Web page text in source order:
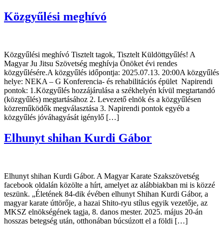
Közgyűlési meghívó
Közgyűlési meghívó Tisztelt tagok, Tisztelt Küldöttgyűlés! A
Magyar Ju Jitsu Szövetség meghívja Önöket évi rendes
közgyűlésére.A közgyűlés időpontja: 2025.07.13. 20:00A közgyűlés
helye: NEKA – G Konferencia- és rehabilitációs épület Napirendi
pontok: 1.Közgyűlés hozzájárulása a székhelyén kívül megtartandó
(közgyűlés) megtartásához 2. Levezető elnök és a közgyűlésen
közreműködők megválasztása 3. Napirendi pontok egyéb a
közgyűlés jóváhagyását igénylő […]
Elhunyt shihan Kurdi Gábor
Elhunyt shihan Kurdi Gábor. A Magyar Karate Szakszövetség
facebook oldalán közölte a hírt, amelyet az alábbiakban mi is közzé
teszünk. „Életének 84-dik évében elhunyt Shihan Kurdi Gábor, a
magyar karate úttörője, a hazai Shito-ryu stílus egyik vezetője, az
MKSZ elnökségének tagja, 8. danos mester. 2025. május 20-án
hosszas betegség után, otthonában búcsúzott el a földi […]